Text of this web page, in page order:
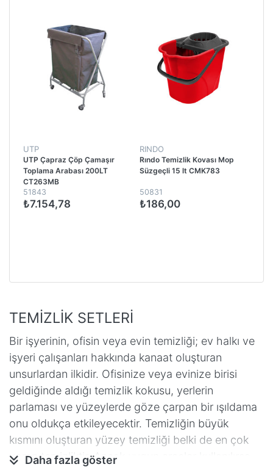
UTP
UTP Çapraz Çöp Çamaşır
Toplama Arabası 200LT
CT263MB
51843
₺7.154,78
RINDO
Rındo Temizlik Kovası Mop
Süzgeçli 15 lt CMK783
50831
₺186,00
TEMİZLİK SETLERİ
Bir işyerinin, ofisin veya evin temizliği; ev halkı ve
işyeri çalışanları hakkında kanaat oluşturan
unsurlardan ilkidir. Ofisinize veya evinize birisi
geldiğinde aldığı temizlik kokusu, yerlerin
parlaması ve yüzeylerde göze çarpan bir ışıldama
onu oldukça etkileyecektir. Temizliğin büyük
kısmını oluşturan yüzey temizliği belki de en çok
yoran temizliktir. Ancak uygun araçlar kullanılırsa
Daha fazla göster